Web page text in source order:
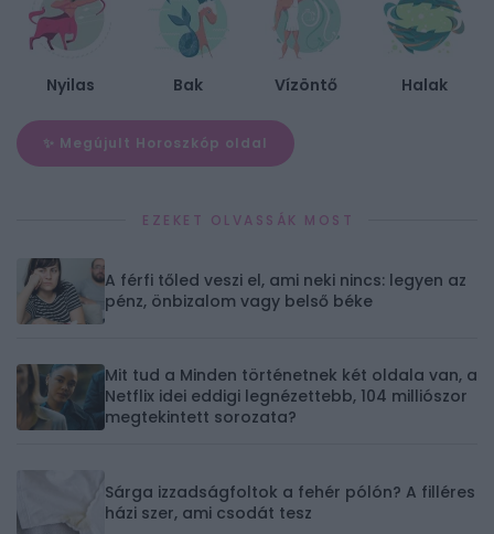
Nyilas Bak Vízöntő Halak
✨ Megújult Horoszkóp oldal
EZEKET OLVASSÁK MOST
A férfi tőled veszi el, ami neki nincs: legyen az
pénz, önbizalom vagy belső béke
Mit tud a Minden történetnek két oldala van, a
Netflix idei eddigi legnézettebb, 104 milliószor
megtekintett sorozata?
Sárga izzadságfoltok a fehér pólón? A filléres
házi szer, ami csodát tesz